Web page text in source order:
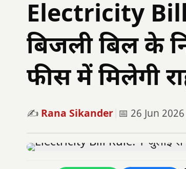
Electricity
बिजली बिल के
फीस में मिलेगी
✍️ Rana Sikander 📅 26 Jun 2026